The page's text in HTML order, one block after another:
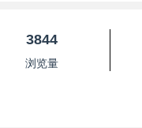
3844
浏览量